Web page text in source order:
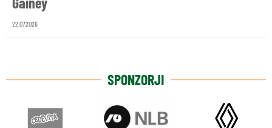
22.07.2026
SPONZORJI